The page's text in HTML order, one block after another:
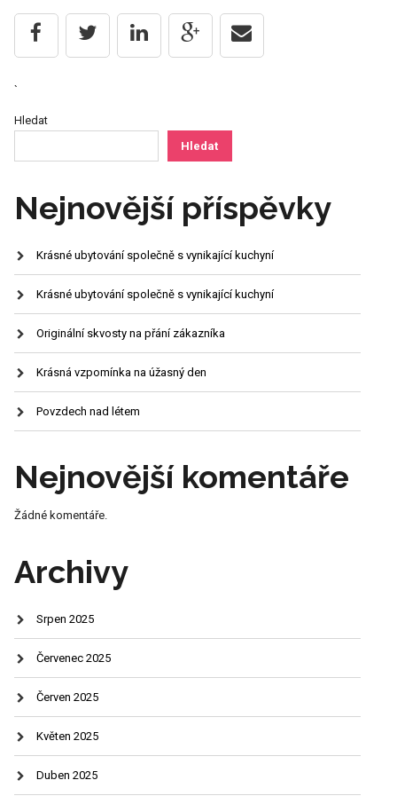
`
Hledat
Hledat
Nejnovější příspěvky
Krásné ubytování společně s vynikající kuchyní
Krásné ubytování společně s vynikající kuchyní
Originální skvosty na přání zákazníka
Krásná vzpomínka na úžasný den
Povzdech nad létem
Nejnovější komentáře
Žádné komentáře.
Archivy
Srpen 2025
Červenec 2025
Červen 2025
Květen 2025
Duben 2025